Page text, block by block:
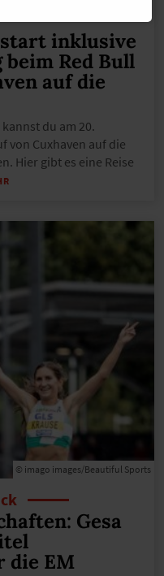
inklusive
Red Bull
auf die
du am 20.
von Cuxhaven auf die
Hier gibt es eine Reise
© imago images/Beautiful Sports
Gesa
die EM